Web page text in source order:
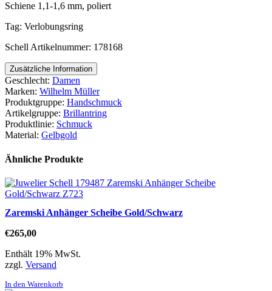
Schiene 1,1-1,6 mm, poliert
Tag: Verlobungsring
Schell Artikelnummer: 178168
Zusätzliche Information
Geschlecht: Damen
Marken: Wilhelm Müller
Produktgruppe: Handschmuck
Artikelgruppe: Brillantring
Produktlinie: Schmuck
Material: Gelbgold
Ähnliche Produkte
Zaremski Anhänger Scheibe Gold/Schwarz
€265,00
Enthält 19% MwSt.
zzgl. Versand
In den Warenkorb